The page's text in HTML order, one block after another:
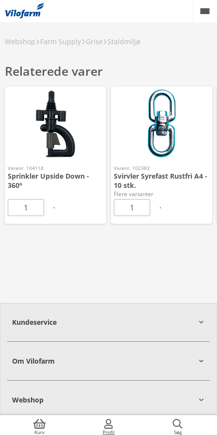
Kurv Profil Søg
Webshop Farm Supply Grise Staldmiljø
Relaterede varer
Varenr. 104118
Sprinkler Upside Down -
360°
Varenr. 102383
Svirvler Syrefast Rustfri A4 -
10 stk.
Flere varianter
Kundeservice
Om Vilofarm
Webshop